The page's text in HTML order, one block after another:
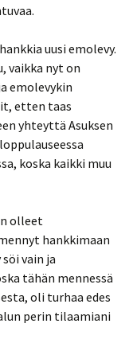
uusi emolevy.
vaikka nyt on
emolevykin
etten taas
yhteyttä Asuksen
koska kaikki muu
olleet
hankkimaan
vain ja
tähän mennessä
oli turhaa edes
perin tilaamiani